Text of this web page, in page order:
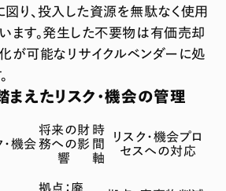
り、投入した資源を無駄なく使用
ます。発生した不要物は有価売却
が可能なリサイクルベンダーに処
まえたリスク・機会の管理
・機会
将来の財
務への影
響
時
間
軸
リスク・機会プロ
セスへの対応
拠点：廃